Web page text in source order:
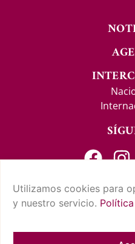
Utilizamos cookies para
y nuestro servicio.
CONTACTO Y